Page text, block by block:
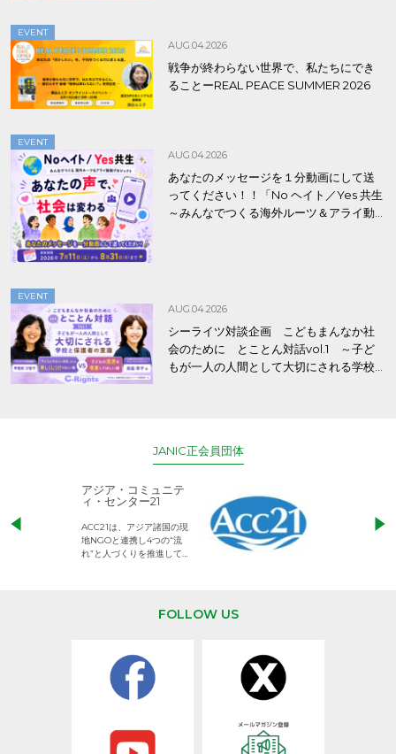
EVENT
AUG.04.2026
戦争が終わらない世界で、私たちにでき
ることーREAL PEACE SUMMER 2026
EVENT
AUG.04.2026
あなたのメッセージを１分動画にして送
ってください！！「No ヘイト／Yes 共生
～みんなでつくる海外ルーツ＆アライ動
EVENT
AUG.04.2026
シーライツ対談企画 こどもまんなか社
会のために とことん対話vol.1 ～子ど
もが一人の人間として大切にされる学校
JANIC正会員団体
アジア・コミュニテ
ィ・センター21
ACC21は、アジア諸国の現
地NGOと連携し4つの“流
れ”と人づくりを推進してい
児童労働のない
権利が守られた
FOLLOW US